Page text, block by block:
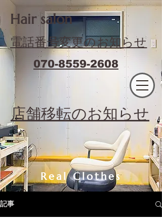
​Hair salon
電話番号変更のお知らせ
070-8559-2608
​店舗移転のお知らせ
Real Clothes
記事